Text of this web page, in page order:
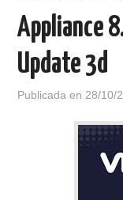
Appliance
Update 3d
Publicada en 28/10/